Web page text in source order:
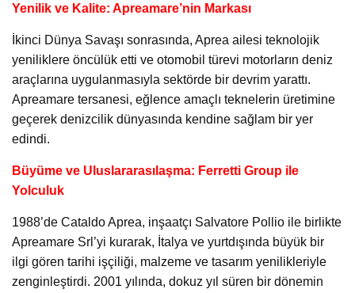
Yenilik ve Kalite: Apreamare’nin Markası
İkinci Dünya Savaşı sonrasında, Aprea ailesi teknolojik
yeniliklere öncülük etti ve otomobil türevi motorların deniz
araçlarına uygulanmasıyla sektörde bir devrim yarattı.
Apreamare tersanesi, eğlence amaçlı teknelerin üretimine
geçerek denizcilik dünyasında kendine sağlam bir yer
edindi.
Büyüme ve Uluslararasılaşma: Ferretti Group ile
Yolculuk
1988’de Cataldo Aprea, inşaatçı Salvatore Pollio ile birlikte
Apreamare Srl’yi kurarak, İtalya ve yurtdışında büyük bir
ilgi gören tarihi işçiliği, malzeme ve tasarım yenilikleriyle
zenginleştirdi. 2001 yılında, dokuz yıl süren bir dönemin